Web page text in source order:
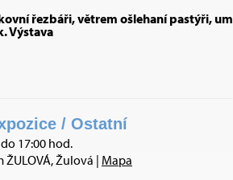
řezbáři, větrem ošlehaní pastýři,
Výstava
/ Ostatní
17:00 hod.
Žulová | Mapa